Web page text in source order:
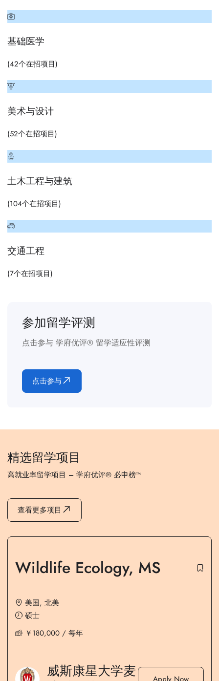
基础医学
(42个在招项目)
美术与设计
(52个在招项目)
土木工程与建筑
(104个在招项目)
交通工程
(7个在招项目)
参加留学评测
点击参与 学府优评® 留学适应性评测
点击参与
精选留学项目
高就业率留学项目 – 学府优评® 必申榜™
查看更多项目
Wildlife Ecology, MS
美国, 北美
硕士
￥180,000 / 每年
威斯康星大学麦